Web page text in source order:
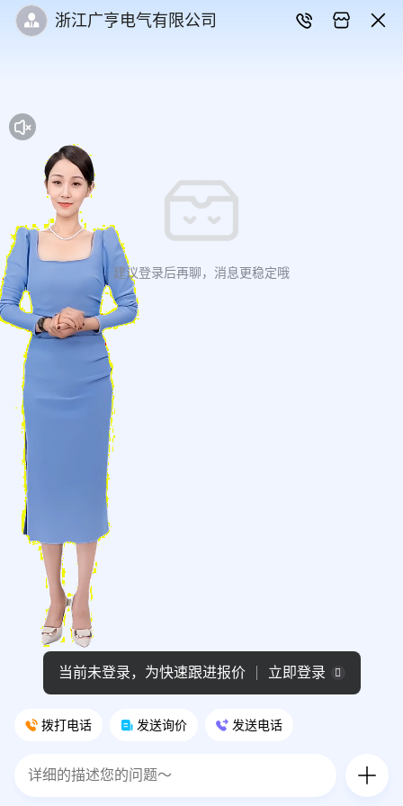
浙江广亨电气有限公司
建议登录后再聊，消息更稳定哦
拨打电话 发送询价 发送电话
当前未登录，为快速跟进报价 立即登录